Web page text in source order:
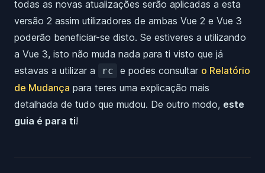
todas as novas atualizações serão aplicadas a esta
versão 2 assim utilizadores de ambas Vue 2 e Vue 3
poderão beneficiar-se disto. Se estiveres a utilizando
a Vue 3, isto não muda nada para ti visto que já
estavas a utilizar a
rc e podes consultar o Relatório
de Mudança para teres uma explicação mais
detalhada de tudo que mudou. De outro modo, este
guia é para ti!